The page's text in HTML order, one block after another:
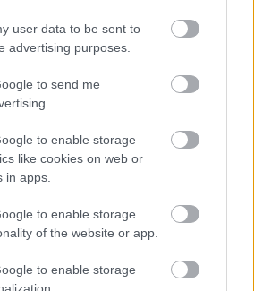
user data to be sent to
advertising purposes.
to send me
to enable storage
like cookies on web or
in apps.
to enable storage
of the website or app.
to enable storage
kérem, hogy minél
összegyűljön a pénz a
forint). Nem kevés pénz, de
fontos, hogy meggyógyuljak.
amennyit tud. Mindenért
hálás vagyok.